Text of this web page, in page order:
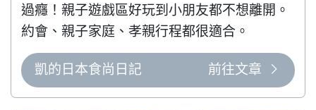
過癮！親子遊戲區好玩到小朋友都不想離開。
約會、親子家庭、孝親行程都很適合。
凱的日本食尚日記 前往文章